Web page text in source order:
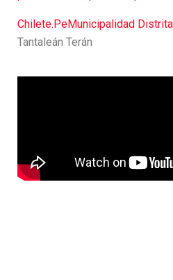
Chilete.PeMunicipalidad
Tantaleán Terán